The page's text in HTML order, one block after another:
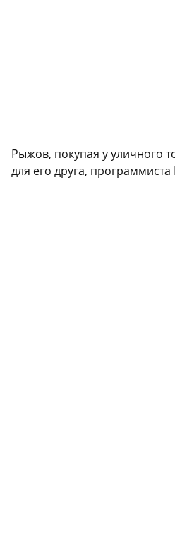
Рыжов, покупая у уличного
для его друга, программиста